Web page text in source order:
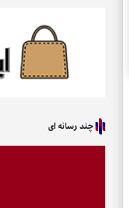
چند رسانه ای